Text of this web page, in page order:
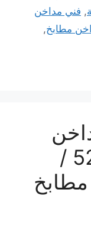
, فني مداخن
مطابخ,
قرطبة / 52227350 /